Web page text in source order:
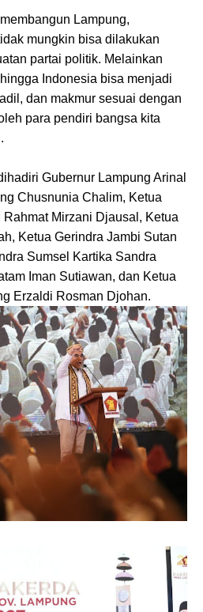
Lampung,
mungkin bisa dilakukan
partai politik. Melainkan
Indonesia bisa menjadi
dan makmur sesuai dengan
para pendiri bangsa kita
Gubernur Lampung Arinal
Chusnunia Chalim, Ketua
Mirzani Djausal, Ketua
Ketua Gerindra Jambi Sutan
Sumsel Kartika Sandra
Iman Sutiawan, dan Ketua
Erzaldi Rosman Djohan.